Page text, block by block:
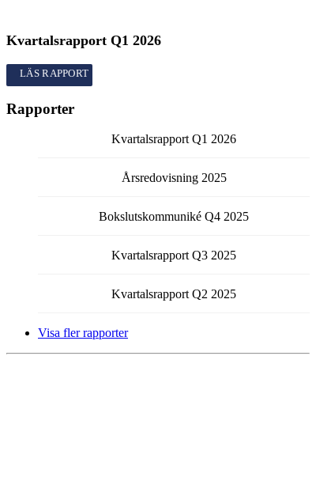
Kvartalsrapport Q1 2026
Kvartalsrapport
Rapporter
Kvartalsrapport Q1 2026
Årsredovisning 2025
Bokslutskommuniké Q4 2025
Kvartalsrapport Q3 2025
Kvartalsrapport Q2 2025
Visa fler rapporter